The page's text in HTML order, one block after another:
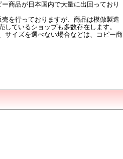
商品が日本国内で大量に出回っており
を行っておりますが、商品は模倣製造
ているショップも多数存在します。
サイズを選べない場合などは、コピー商